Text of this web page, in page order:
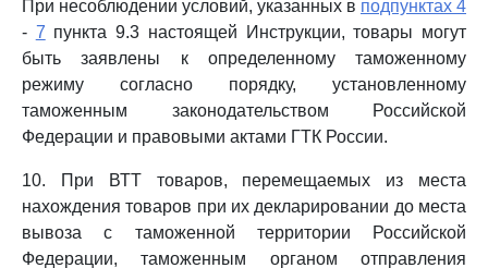
При несоблюдении условий, указанных в подпунктах 4
- 7 пункта 9.3 настоящей Инструкции, товары могут
быть заявлены к определенному таможенному
режиму согласно порядку, установленному
таможенным законодательством Российской
Федерации и правовыми актами ГТК России.
10. При ВТТ товаров, перемещаемых из места
нахождения товаров при их декларировании до места
вывоза с таможенной территории Российской
Федерации, таможенным органом отправления